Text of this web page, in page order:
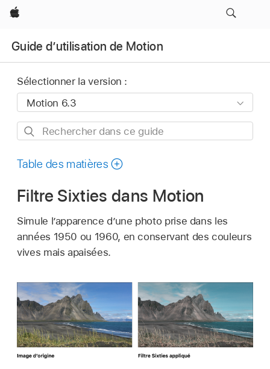
Apple
Guide d’utilisation de Motion
Sélectionner la version :
Rechercher
ce
Table des matières
Filtre Sixties dans Motion
Simule l’apparence d’une photo prise dans les
années 1950 ou 1960, en conservant des couleurs
vives mais apaisées.